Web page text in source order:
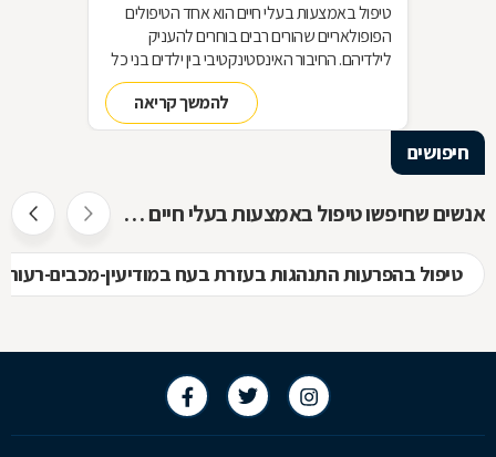
טיפול באמצעות בעלי חיים הוא אחד הטיפולים
הפופולאריים שהורים רבים בוחרים להעניק
לילדיהם. החיבור האינסטינקטיבי בין ילדים בני כל
הגילים לבין בעלי חיים, משמש בסיס מצוין ליצירת
קשר רגשי, לפתיחות רבה יותר, לאחריות כלפי
הזולת, ליכולת לקבל אהבה וחום ועוד-ועוד. הקשר
המסלול להכשרת מטפלים בתחום? בכתבה
להמשך קריאה
חיפושים
אנשים שחיפשו טיפול באמצעות בעלי חיים חיפשו גם
טיפול בהפרעות התנהגות בעזרת בעח במודיעין-מכבים-רעות